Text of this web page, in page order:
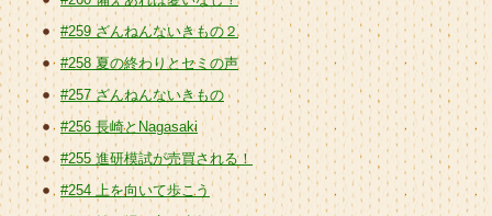
#259 ざんねんないきもの２
#258 夏の終わりとセミの声
#257 ざんねんないきもの
#256 長崎とNagasaki
#255 進研模試が売買される！
#254 上を向いて歩こう